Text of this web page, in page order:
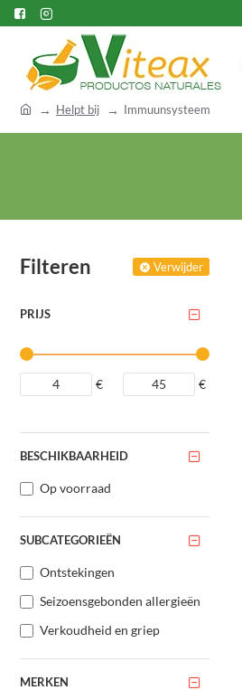
Helpt bij Immuunsysteem
Filteren Verwijder
PRIJS
€ €
BESCHIKBAARHEID
Op voorraad
SUBCATEGORIEËN
Ontstekingen
Seizoensgebonden allergieën
Verkoudheid en griep
MERKEN